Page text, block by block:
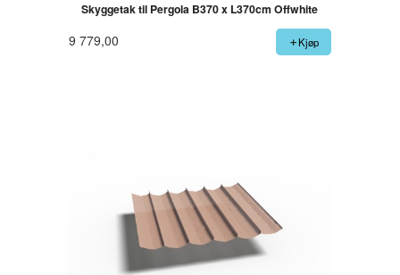
Skyggetak til Pergola B370 x L370cm Offwhite
9 779,00 Kjøp